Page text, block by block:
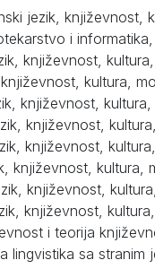
jezik, književnost,
i
književnost,
kultura,
književnost,
književnost,
književnost,
književnost, kultura,
književnost,
književnost,
i teorija
lingvistika sa stranim